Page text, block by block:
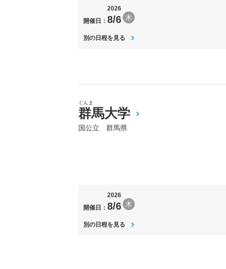
開催日：
2026
8/6 木
別の日程を見る
ぐんま
群馬大学
国公立 群馬県
開催日：
2026
8/6 木
別の日程を見る